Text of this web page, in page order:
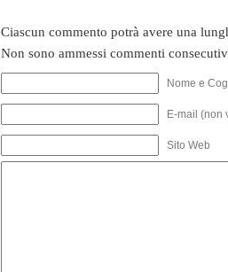
Ciascun commento potrà avere una
Non sono ammessi commenti
Nome e
E-mail (non
Sito Web